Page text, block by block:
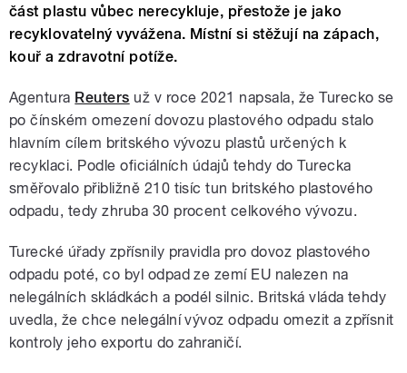
část plastu vůbec nerecykluje, přestože je jako
recyklovatelný vyvážena. Místní si stěžují na zápach,
kouř a zdravotní potíže.
Agentura Reuters už v roce 2021 napsala, že Turecko se
po čínském omezení dovozu plastového odpadu stalo
hlavním cílem britského vývozu plastů určených k
recyklaci. Podle oficiálních údajů tehdy do Turecka
směřovalo přibližně 210 tisíc tun britského plastového
odpadu, tedy zhruba 30 procent celkového vývozu.
Turecké úřady zpřísnily pravidla pro dovoz plastového
odpadu poté, co byl odpad ze zemí EU nalezen na
nelegálních skládkách a podél silnic. Britská vláda tehdy
uvedla, že chce nelegální vývoz odpadu omezit a zpřísnit
kontroly jeho exportu do zahraničí.